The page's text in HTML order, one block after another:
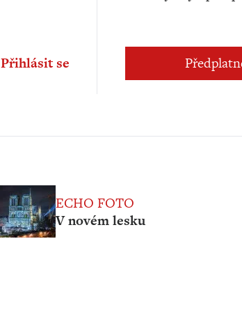
Přihlásit se
ECHO FOTO
V novém lesku